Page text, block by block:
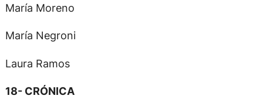
María Moreno
María Negroni
Laura Ramos
18- CRÓNICA